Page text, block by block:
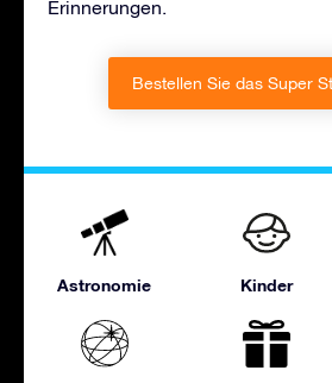
Erinnerungen.
Bestellen Sie das Super
Astronomie Kinder